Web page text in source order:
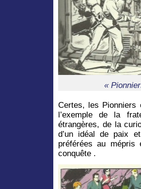
«
Certes, les Pionniers
l’exemple de la
étrangères, de la
d’un idéal de paix
préférées au
conquête .